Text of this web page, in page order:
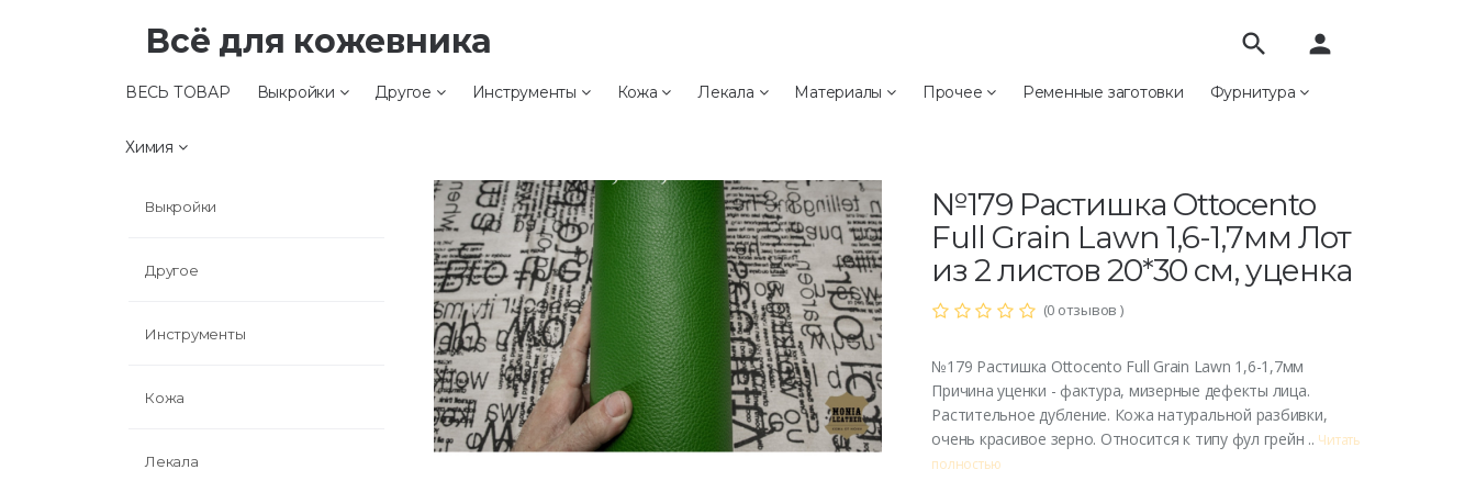
Всё для кожевника
ВЕСЬ ТОВАР Выкройки Другое Инструменты Кожа Лекала Материалы Прочее Ременные заготовки Фурнитура
Химия
search person
ВЕСЬ ТОВАР
Выкройки
Другое
Инструменты
Кожа
Лекала
№179 Растишка Otto­cento
Full Grain Lawn 1,6-1,7мм Лот
из 2 листов 20*30 см, уценка
(0 отзывов )
№179 Растишка Otto­cento Full Grain Lawn 1,6-1,7мм
Причина уценки - фактура, мизерные дефекты лица.
Растительное дубление. Кожа натуральной разбивки,
очень красивое зерно. Относится к типу фул грейн .. Читать
полностью